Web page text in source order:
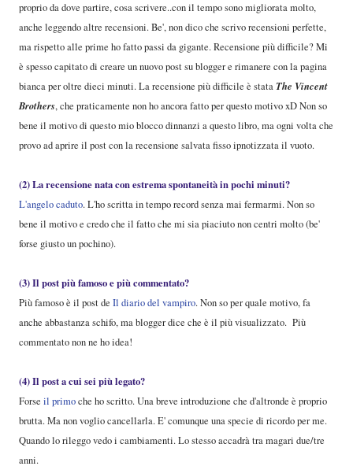
proprio da dove partire, cosa scrivere..con il tempo sono migliorata molto,
anche leggendo altre recensioni. Be', non dico che scrivo recensioni perfette,
ma rispetto alle prime ho fatto passi da gigante. Recensione più difficile? Mi
è spesso capitato di creare un nuovo post su blogger e rimanere con la pagina
bianca per oltre dieci minuti. La recensione più difficile è stataThe Vincent
Brothers, che praticamente non ho ancora fatto per questo motivo xD Non so
bene il motivo di questo mio blocco dinnanzi a questo libro, ma ogni volta che
provo ad aprire il post con la recensione salvata fisso ipnotizzata il vuoto.
(2) La recensione nata con estrema spontaneità in pochi minuti?
L'angelo caduto. L'ho scritta in tempo record senza mai fermarmi. Non so
bene il motivo e credo che il fatto che mi sia piaciuto non centri molto (be'
forse giusto un pochino).
(3) Il post più famoso e più commentato?
Più famoso è il post de Il diario del vampiro. Non so per quale motivo, fa
anche abbastanza schifo, ma blogger dice che è il più visualizzato. Più
commentato non ne ho idea!
(4) Il post a cui sei più legato?
Forse il primoche ho scritto. Una breve introduzione che d'altronde è proprio
brutta. Ma non voglio cancellarla. E' comunque una specie di ricordo per me.
Quando lo rileggo vedo i cambiamenti. Lo stesso accadrà tra magari due/tre
anni.